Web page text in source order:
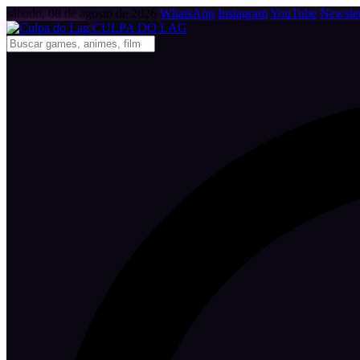
sábado, 08 de agosto de 2026 WhatsApp InstagramYouTube
CULPA DO LAG